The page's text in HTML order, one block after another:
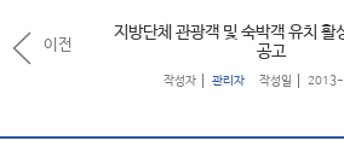
지방단체 관광객 및 숙박객 유치 활
공고
작성자 관리자 작성일
이전